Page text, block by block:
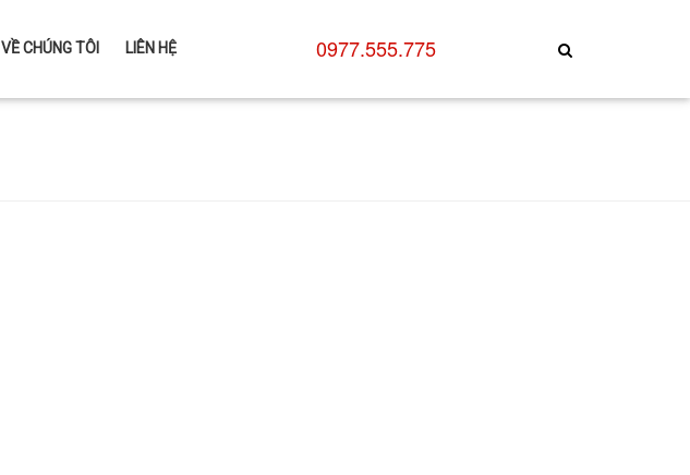
VỀ CHÚNG TÔI LIÊN HỆ 0977.555.775